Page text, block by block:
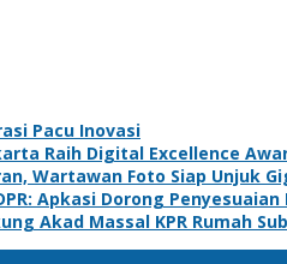
Pacu Inovasi
Raih Digital Excellence
Wartawan Foto Siap Unjuk
Apkasi Dorong
Akad Massal KPR Rumah